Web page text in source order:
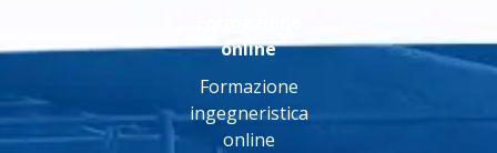
online
Formazione
ingegneristica
online